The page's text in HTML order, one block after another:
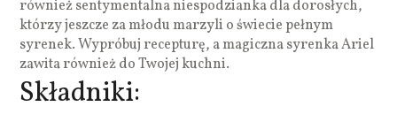
również sentymentalna niespodzianka dla dorosłych,
którzy jeszcze za młodu marzyli o świecie pełnym
syrenek. Wypróbuj recepturę, a magiczna syrenka Ariel
zawita również do Twojej kuchni.
Składniki: